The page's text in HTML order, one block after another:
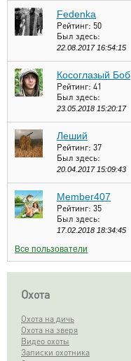
Fedenka
Рейтинг: 50
Был здесь:
22.08.2017 16:54:15
Косоглазый Боб
Рейтинг: 41
Был здесь:
23.05.2018 15:20:17
Леший
Рейтинг: 37
Был здесь:
20.04.2017 15:09:43
Member407
Рейтинг: 35
Был здесь:
17.02.2018 18:34:45
Все пользователи
Охота
Охота на дичь
Охота на зверя
Видео охоты
Записки охотника